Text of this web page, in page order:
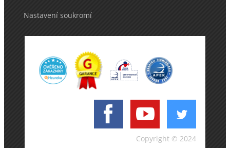
Nastavení soukromí
Copyright © 2024